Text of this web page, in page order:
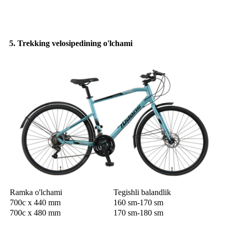
5. Trekking velosipedining o'lchami
Ramka o'lchami
Tegishli balandlik
700c x 440 mm
160 sm-170 sm
700c x 480 mm
170 sm-180 sm